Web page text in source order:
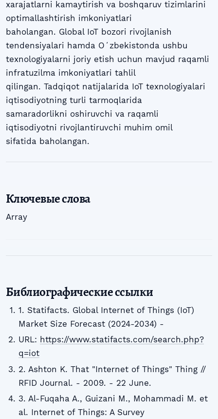
xarajatlarni kamaytirish va boshqaruv tizimlarini
optimallashtirish imkoniyatlari
baholangan. Global IoT bozori rivojlanish
tendensiyalari hamda Oʻzbekistonda ushbu
texnologiyalarni joriy etish uchun mavjud raqamli
infratuzilma imkoniyatlari tahlil
qilingan. Tadqiqot natijalarida IoT texnologiyalari
iqtisodiyotning turli tarmoqlarida
samaradorlikni oshiruvchi va raqamli
iqtisodiyotni rivojlantiruvchi muhim omil
sifatida baholangan.
Ключевые слова
Array
Библиографические ссылки
1. Statifacts. Global Internet of Things (IoT)
Market Size Forecast (2024-2034) -
URL: https://www.statifacts.com/search.php?
q=iot
2. Ashton K. That "Internet of Things" Thing //
RFID Journal. - 2009. - 22 June.
3. Al-Fuqaha A., Guizani M., Mohammadi M. et
al. Internet of Things: A Survey